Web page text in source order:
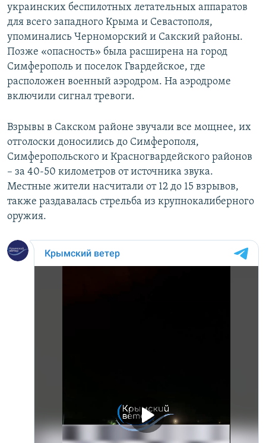
украинских беспилотных летательных аппаратов
для всего западного Крыма и Севастополя,
упоминались Черноморский и Сакский районы.
Позже «опасность» была расширена на город
Симферополь и поселок Гвардейское, где
расположен военный аэродром. На аэродроме
включили сигнал тревоги.
Взрывы в Сакском районе звучали все мощнее, их
отголоски доносились до Симферополя,
Симферопольского и Красногвардейского районов
– за 40-50 километров от источника звука.
Местные жители насчитали от 12 до 15 взрывов,
также раздавалась стрельба из крупнокалиберного
оружия.